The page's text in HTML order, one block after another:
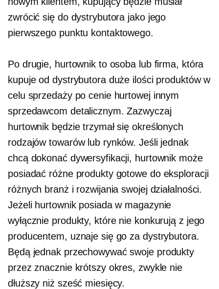
zwrócić się do dystrybutora jako jego
pierwszego punktu kontaktowego.
Po drugie, hurtownik to osoba lub firma, która
kupuje od dystrybutora duże ilości produktów w
celu sprzedaży po cenie hurtowej innym
sprzedawcom detalicznym. Zazwyczaj
hurtownik będzie trzymał się określonych
rodzajów towarów lub rynków. Jeśli jednak
chcą dokonać dywersyfikacji, hurtownik może
posiadać różne produkty gotowe do eksploracji
różnych branż i rozwijania swojej działalności.
Jeżeli hurtownik posiada w magazynie
wyłącznie produkty, które nie konkurują z jego
producentem, uznaje się go za dystrybutora.
Będą jednak przechowywać swoje produkty
przez znacznie krótszy okres, zwykle nie
dłuższy niż sześć miesięcy.